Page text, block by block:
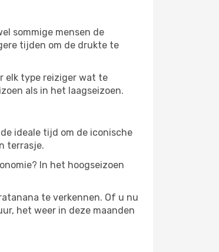
sommige mensen de
tijden om de drukte te
elk type reiziger wat te
als in het laagseizoen.
ideale tijd om de iconische
terrasje.
In het hoogseizoen
te verkennen. Of u nu
het weer in deze maanden